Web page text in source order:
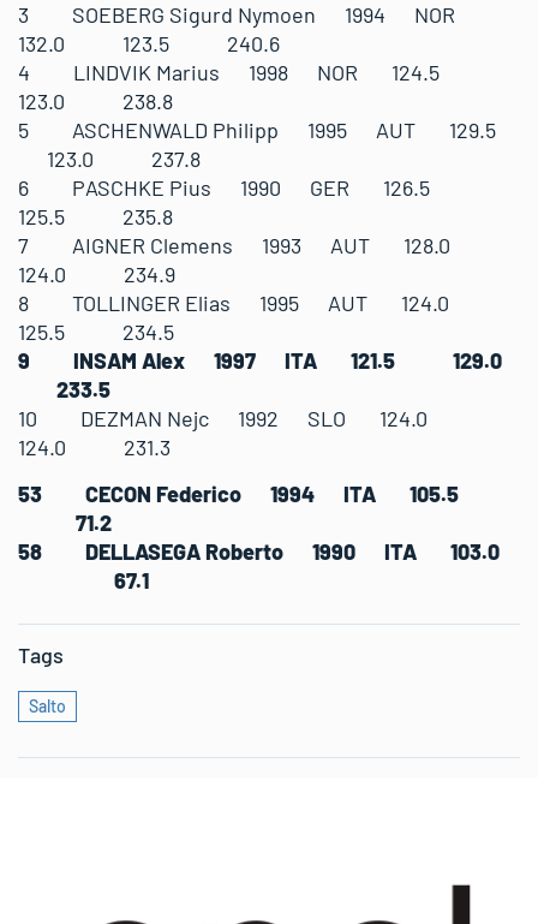
3 SOEBERG Sigurd Nymoen 1994 NOR
132.0 123.5 240.6
4 LINDVIK Marius 1998 NOR 124.5
123.0 238.8
5 ASCHENWALD Philipp 1995 AUT 129.5
123.0 237.8
6 PASCHKE Pius 1990 GER 126.5
125.5 235.8
7 AIGNER Clemens 1993 AUT 128.0
124.0 234.9
8 TOLLINGER Elias 1995 AUT 124.0
125.5 234.5
9 INSAM Alex 1997 ITA 121.5 129.0
233.5
10 DEZMAN Nejc 1992 SLO 124.0
124.0 231.3
53 CECON Federico 1994 ITA 105.5
71.2
58 DELLASEGA Roberto 1990 ITA 103.0
67.1
Tags
Salto